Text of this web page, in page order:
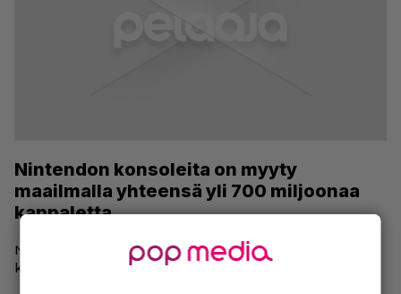
Nintendon konsoleita on myyty
maailmalla yhteensä yli 700 miljoonaa
kappaletta
Nintendon konsoleita on myyty maailmalla jo kiitettävä
kirjo vuodesta 1983 lähtien.